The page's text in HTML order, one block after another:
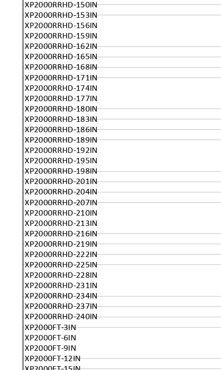
XP2000RRHD-150IN
XP2000RRHD-153IN
XP2000RRHD-156IN
XP2000RRHD-159IN
XP2000RRHD-162IN
XP2000RRHD-165IN
XP2000RRHD-168IN
XP2000RRHD-171IN
XP2000RRHD-174IN
XP2000RRHD-177IN
XP2000RRHD-180IN
XP2000RRHD-183IN
XP2000RRHD-186IN
XP2000RRHD-189IN
XP2000RRHD-192IN
XP2000RRHD-195IN
XP2000RRHD-198IN
XP2000RRHD-201IN
XP2000RRHD-204IN
XP2000RRHD-207IN
XP2000RRHD-210IN
XP2000RRHD-213IN
XP2000RRHD-216IN
XP2000RRHD-219IN
XP2000RRHD-222IN
XP2000RRHD-225IN
XP2000RRHD-228IN
XP2000RRHD-231IN
XP2000RRHD-234IN
XP2000RRHD-237IN
XP2000RRHD-240IN
XP2000FT-3IN
XP2000FT-6IN
XP2000FT-9IN
XP2000FT-12IN